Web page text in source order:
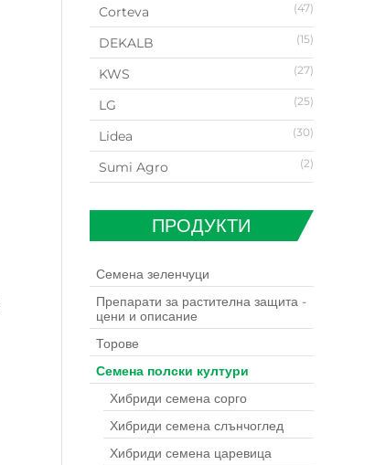
Corteva (47)
DEKALB (15)
KWS (27)
LG (25)
Lidea (30)
Sumi Agro (2)
ПРОДУКТИ
Семена зеленчуци
Препарати за растителна защита -
цени и описание
Торове
Семена полски култури
Хибриди семена сорго
Хибриди семена слънчоглед
Хибриди семена царевица